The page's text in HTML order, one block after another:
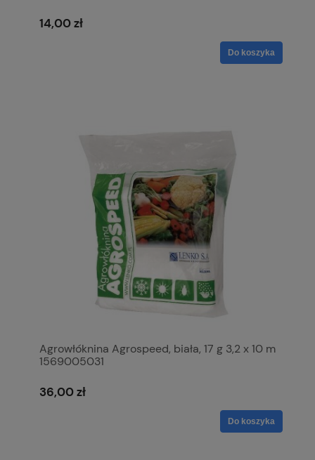
14,00 zł
Do koszyka
Agrowłóknina Agrospeed, biała, 17 g 3,2 x 10 m
1569005031
36,00 zł
Do koszyka